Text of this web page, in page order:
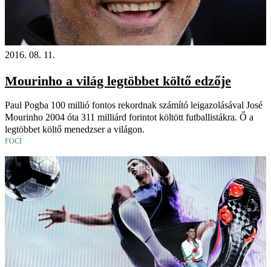
2016. 08. 11.
Mourinho a világ legtöbbet költő edzője
Paul Pogba 100 millió fontos rekordnak számító leigazolásával José
Mourinho 2004 óta 311 milliárd forintot költött futballistákra. Ő a
legtöbbet költő menedzser a világon.
FOCI